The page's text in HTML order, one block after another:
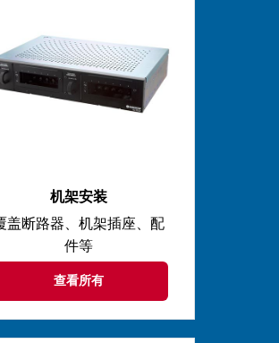
机架安装
盖断路器、机架插座、配
件等
查看所有